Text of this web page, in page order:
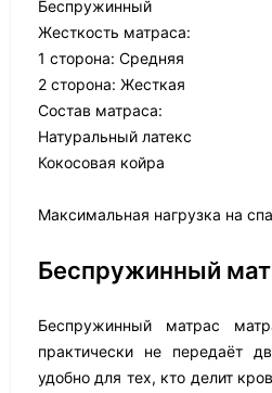
Беспружинный
Жесткость матраса:
1 сторона: Средняя
2 сторона: Жесткая
Состав матраса:
Натуральный латекс
Кокосовая койра
Максимальная нагрузка на
Беспружинный
Беспружинный матрас
практически не передаёт
удобно для тех, кто делит